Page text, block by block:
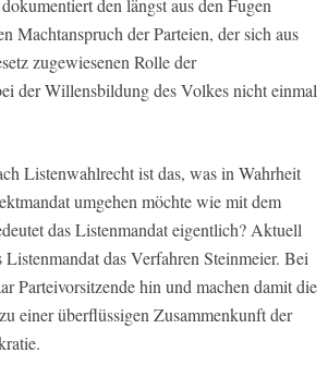
den längst aus den Fugen
Machtanspruch der Parteien, der sich aus
zugewiesenen Rolle der
der Willensbildung des Volkes nicht einmal
Listenwahlrecht ist das, was in Wahrheit
umgehen möchte wie mit dem
das Listenmandat eigentlich? Aktuell
das Verfahren Steinmeier. Bei
Parteivorsitzende hin und machen damit die
einer überflüssigen Zusammenkunft der